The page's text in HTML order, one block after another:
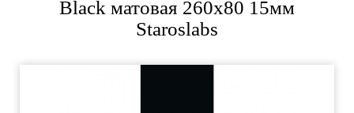
Black матовая 260x80 15мм
Staroslabs